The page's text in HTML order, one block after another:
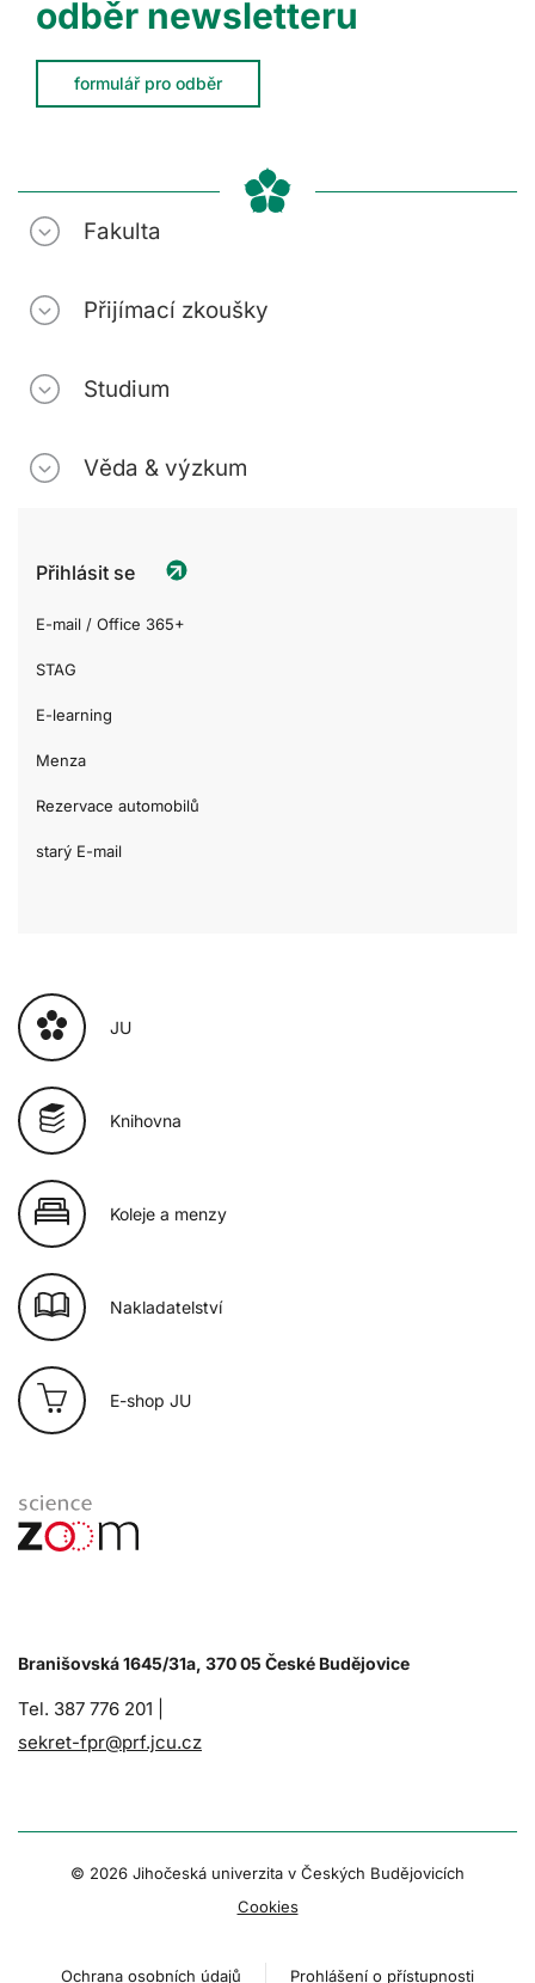
odběr newsletteru
formulář pro odběr
Fakulta
Přijímací zkoušky
Studium
Věda & výzkum
Přihlásit se
E-mail / Office 365+
STAG
E-learning
Menza
Rezervace automobilů
starý E-mail
JU
Knihovna
Koleje a menzy
Nakladatelství
E-shop JU
Branišovská 1645/31a, 370 05 České Budějovice
Tel. 387 776 201 |
sekret-fpr@prf.jcu.cz
© 2026 Jihočeská univerzita v Českých Budějovicích
Cookies
Ochrana osobních údajů Prohlášení o přístupnosti